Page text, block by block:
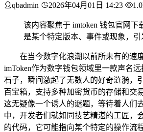
qbadmin 2026年04月01日 14:23
该内容聚焦于 imtoken 钱包官网下
是某个特定版本、事件或现象，引
在当今数字化浪潮以前所未有的速
imToken作为数字钱包领域里一款声名
石子，瞬间激起了无数人的好奇涟漪，
百宝箱，支持多种加密货币的存储和交
这无疑像一个诱人的谜题，等待着人们
中，开发者们就如同技艺精湛的工匠，
的代码，它可能指向某个特定的操作流